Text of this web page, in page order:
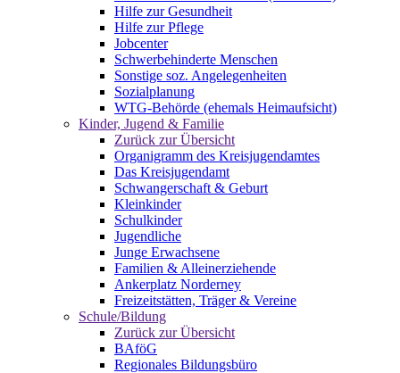
Hilfe zur Gesundheit
Hilfe zur Pflege
Jobcenter
Schwerbehinderte Menschen
Sonstige soz. Angelegenheiten
Sozialplanung
WTG-Behörde (ehemals Heimaufsicht)
Kinder, Jugend & Familie
Zurück zur Übersicht
Organigramm des Kreisjugendamtes
Das Kreisjugendamt
Schwangerschaft & Geburt
Kleinkinder
Schulkinder
Jugendliche
Junge Erwachsene
Familien & Alleinerziehende
Ankerplatz Norderney
Freizeitstätten, Träger & Vereine
Schule/Bildung
Zurück zur Übersicht
BAföG
Regionales Bildungsbüro